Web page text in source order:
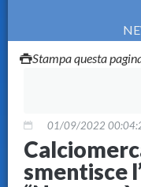
Stampa questa
01/09/2022
smentisce